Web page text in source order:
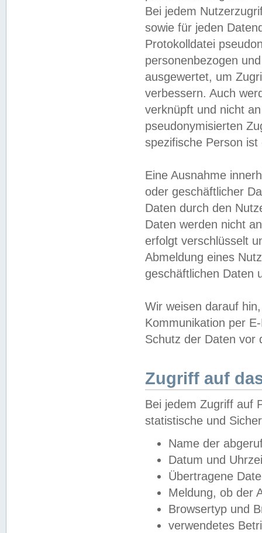
Bei jedem
sowie für jeden
Protokolldatei
personenbezogen
ausgewertet, um
verbessern. Auch
verknüpft und nicht
pseudonymisierten
spezifische Person
Eine Ausnahme
oder geschäftlicher
Daten durch den
Daten werden nicht
erfolgt verschlüsselt
Abmeldung eines
geschäftlichen Daten
Wir weisen darauf
Kommunikation per
Schutz der Daten vor
Zugriff auf
Bei jedem Zugriff auf
statistische und
Name der
Datum und
Übertragene
Meldung, ob der
Browsertyp und
verwendetes